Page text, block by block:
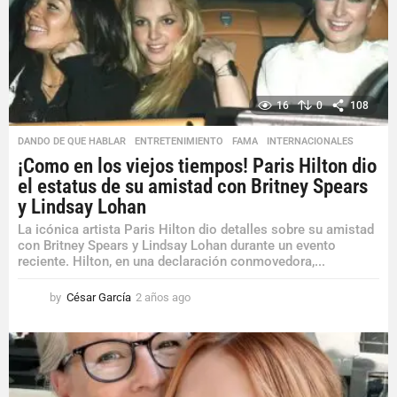
16 0 108
DANDO DE QUE HABLAR ,ENTRETENIMIENTO ,FAMA INTERNACIONALES
¡Como en los viejos tiempos! Paris Hilton dio
el estatus de su amistad con Britney Spears
y Lindsay Lohan
La icónica artista Paris Hilton dio detalles sobre su amistad
con Britney Spears y Lindsay Lohan durante un evento
reciente. Hilton, en una declaración conmovedora,...
by César García 2 años ago
ñ
o
s